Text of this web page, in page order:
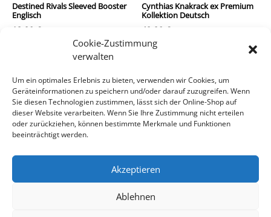
Cookie-Zustimmung
verwalten
Um ein optimales Erlebnis zu bieten, verwenden wir Cookies, um
Geräteinformationen zu speichern und/oder darauf zuzugreifen. Wenn
Sie diesen Technologien zustimmen, lässt sich der Online-Shop auf
dieser Website verarbeiten. Wenn Sie Ihre Zustimmung nicht erteilen
oder zurückziehen, können bestimmte Merkmale und Funktionen
beeinträchtigt werden.
Akzeptieren
Ablehnen
Destined Rivals Sleeved Booster
Englisch
12,90 €
In den Warenkorb
Cynthias Knakrack ex Premium
Kollektion Deutsch
49,90 €
inkl. MwSt.
In den Warenkorb
Impressum/Kontakt